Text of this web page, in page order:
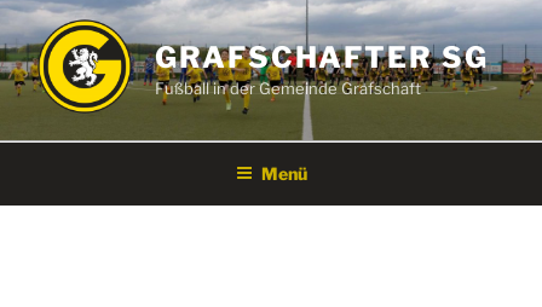
Zum
Inhalt
springen
GRAFSCHAFTER SG
Fußball in der Gemeinde Grafschaft
Menü